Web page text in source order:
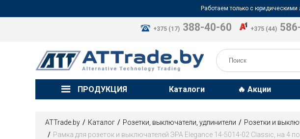
Работаем только с
+375 (17) 388-40-60 +375 (44)
ПРОДУКЦИЯ Каталоги 🔥 Акции
ATTrade.by Каталог Розетки, выключатели, удлинители Розетки и
Рамка для розеток и выключателей ЭРА Elegance 14-5014-02 Classic, на 4